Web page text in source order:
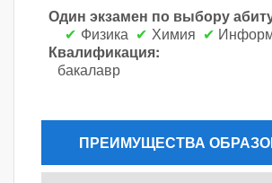
Один экзамен по выбору
Физика
Химия
Квалификация:
бакалавр
ПРЕИМУЩЕСТВА